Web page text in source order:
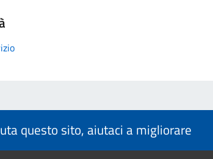
questo sito, aiutaci a migliorare